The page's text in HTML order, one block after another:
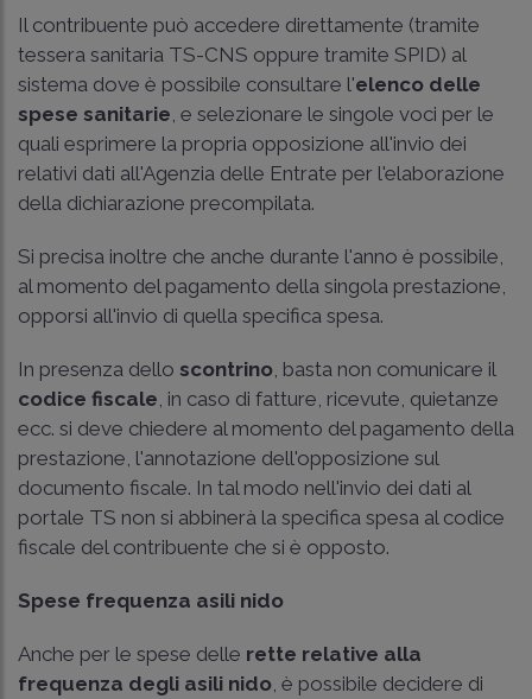
Il contribuente può accedere direttamente (tramite
tessera sanitaria TS-CNS oppure tramite SPID) al
sistema dove è possibile consultare l'elenco delle
spese sanitarie , e selezionare le singole voci per le
quali esprimere la propria opposizione all'invio dei
relativi dati all'Agenzia delle Entrate per l'elaborazione
della dichiarazione precompilata.
Si precisa inoltre che anche durante l'anno è possibile,
al momento del pagamento della singola prestazione,
opporsi all'invio di quella specifica spesa.
In presenza dello scontrino , basta non comunicare il
codice fiscale , in caso di fatture, ricevute, quietanze
ecc. si deve chiedere al momento del pagamento della
prestazione, l'annotazione dell'opposizione sul
documento fiscale. In tal modo nell'invio dei dati al
portale TS non si abbinerà la specifica spesa al codice
fiscale del contribuente che si è opposto.
Spese frequenza asili nido
Anche per le spese delle rette relative alla
frequenza degli asili nido , è possibile decidere di